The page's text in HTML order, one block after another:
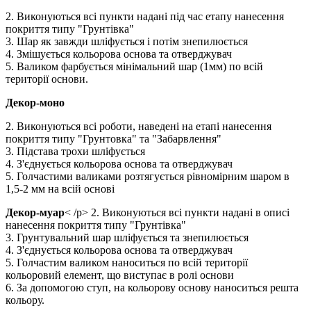
2. Виконуються всі пункти надані під час етапу нанесення
покриття типу "Грунтівка"
3. Шар як завжди шліфується і потім знепилюється
4. Змішується кольорова основа та отверджувач
5. Валиком фарбується мінімальний шар (1мм) по всій
території основи.
Декор-моно
2. Виконуються всі роботи, наведені на етапі нанесення
покриття типу "Грунтовка" та "Забарвлення"
3. Підстава трохи шліфується
4. З'єднується кольорова основа та отверджувач
5. Голчастими валиками розтягується рівномірним шаром в
1,5-2 мм на всій основі
Декор-муар< /p> 2. Виконуються всі пункти надані в описі
нанесення покриття типу "Грунтівка"
3. Грунтувальний шар шліфується та знепилюється
4. З'єднується кольорова основа та отверджувач
5. Голчастим валиком наноситься по всій території
кольоровий елемент, що виступає в ролі основи
6. За допомогою ступ, на кольорову основу наноситься решта
кольору.